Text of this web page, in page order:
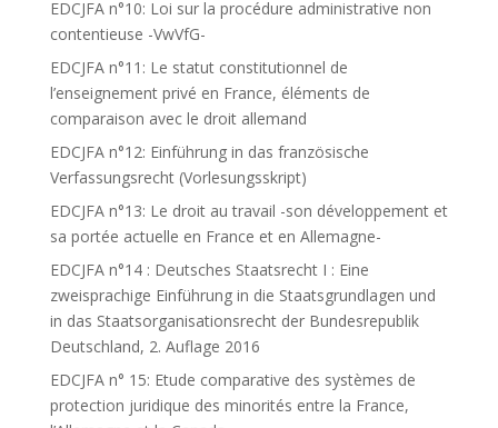
EDCJFA n°10: Loi sur la procédure administrative non
contentieuse -VwVfG-
EDCJFA n°11: Le statut constitutionnel de
l’enseignement privé en France, éléments de
comparaison avec le droit allemand
EDCJFA n°12: Einführung in das französische
Verfassungsrecht (Vorlesungsskript)
EDCJFA n°13: Le droit au travail -son développement et
sa portée actuelle en France et en Allemagne-
EDCJFA n°14 : Deutsches Staatsrecht I : Eine
zweisprachige Einführung in die Staatsgrundlagen und
in das Staatsorganisationsrecht der Bundesrepublik
Deutschland, 2. Auflage 2016
EDCJFA n° 15: Etude comparative des systèmes de
protection juridique des minorités entre la France,